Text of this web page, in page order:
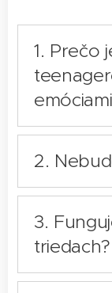
1. Prečo
Mnohé
reakcií,
uvedomiť
Keď sa
mení sa aj
2.
Nie,
Workshop
tínedžeri
reagujú a
3.
triedach?
Áno.